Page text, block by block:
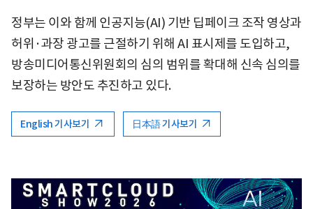
정부는 이와 함께 인공지능(AI) 기반 딥페이크 조작 영상과
허위·과장 광고를 근절하기 위해 AI 표시제를 도입하고,
방송미디어통신위원회의 심의 범위를 확대해 신속 심의를
보장하는 방안도 추진하고 있다.
English 기사보기 日本語 기사보기